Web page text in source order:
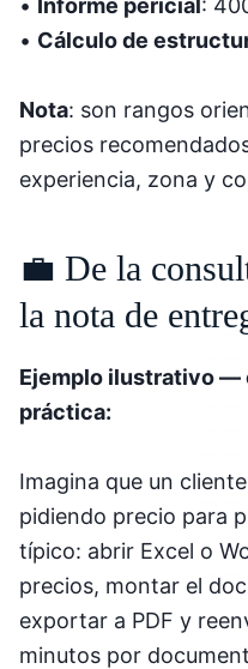
• Informe pericial :
• Cálculo de
Nota: son rangos
precios
experiencia, zona y
💼 De la
la nota de
Ejemplo ilustrativo —
práctica:
Imagina que un
pidiendo precio para
típico: abrir Excel o
precios, montar el
exportar a PDF y
minutos por